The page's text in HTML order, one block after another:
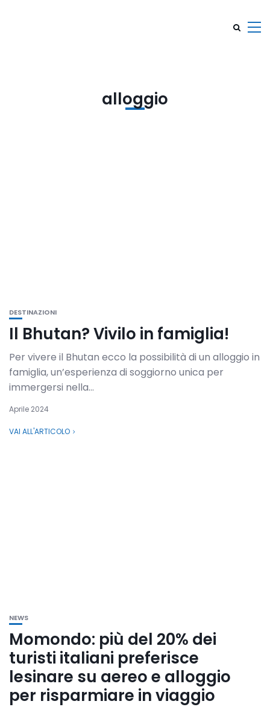
alloggio
DESTINAZIONI
Il Bhutan? Vivilo in famiglia!
Per vivere il Bhutan ecco la possibilità di un alloggio in
famiglia, un’esperienza di soggiorno unica per
immergersi nella...
Aprile 2024
VAI ALL'ARTICOLO
NEWS
Momondo: più del 20% dei
turisti italiani preferisce
lesinare su aereo e alloggio
per risparmiare in viaggio